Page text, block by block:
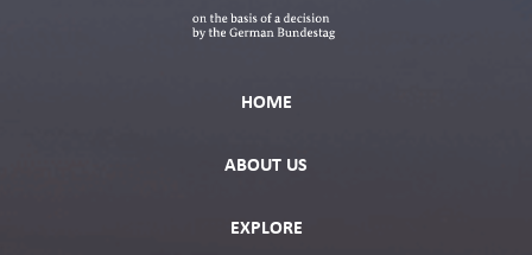
HOME
ABOUT US
EXPLORE